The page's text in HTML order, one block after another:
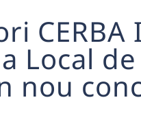
Local
nou